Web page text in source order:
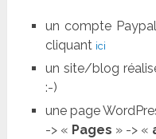
un compte
cliquant ici
un site/blog
:-)
une page
-> « Pages » -> «